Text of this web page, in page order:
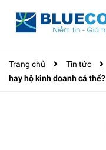
Trang chủ Tin tức
hay hộ kinh doanh cá thể?